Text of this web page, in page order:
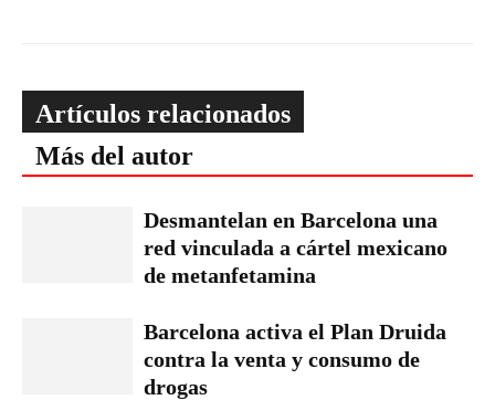
Artículos relacionados
Más del autor
Desmantelan en Barcelona una
red vinculada a cártel mexicano
de metanfetamina
Barcelona activa el Plan Druida
contra la venta y consumo de
drogas